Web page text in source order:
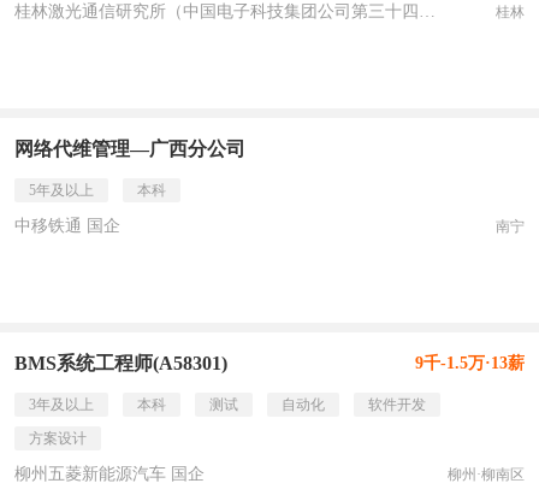
桂林激光通信研究所（中国电子科技集团公司第三十四研究所） 国企 桂林
网络代维管理—广西分公司
5年及以上 本科
中移铁通 国企 南宁
BMS系统工程师(A58301) 9千-1.5万·13薪
3年及以上 本科 测试 自动化
软件开发
方案设计
柳州五菱新能源汽车 国企 柳州·柳南区